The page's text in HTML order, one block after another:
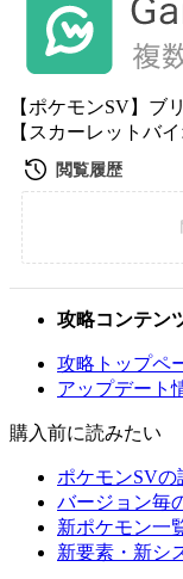
【ポケモンSV】ブ
【スカーレットバイ
攻略コンテン
攻略トップペ
アップデート
購入前に読みたい
ポケモンSVの
バージョン毎
新ポケモン一
新要素・新シ